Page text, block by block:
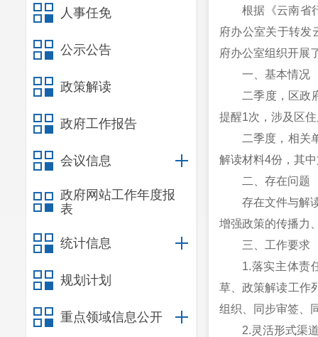
人事任免
公示公告
政策解读
政府工作报告
会议信息
政府网站工作年度报
表
统计信息
规划计划
重点领域信息公开
根据《云南省
府办公室关于转发
府办公室组织开展
一、基本情况
二季度，区政
提醒1次，涉及区
二季度，相关
解读材料4份，其
二、存在问题
存在文件与解
增强政策的传播力
三、工作要求
1.落实主体责
草、政策解读工作
组织、同步审签、
2.灵活形式渠